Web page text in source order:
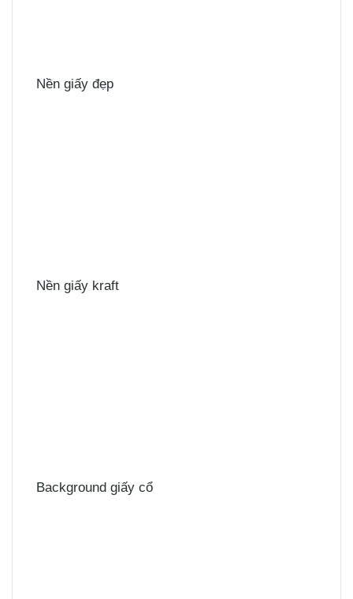
Nền giấy đẹp
Nền giấy kraft
Background giấy cổ